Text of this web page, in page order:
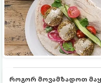
როგორ მოვამზადოთ